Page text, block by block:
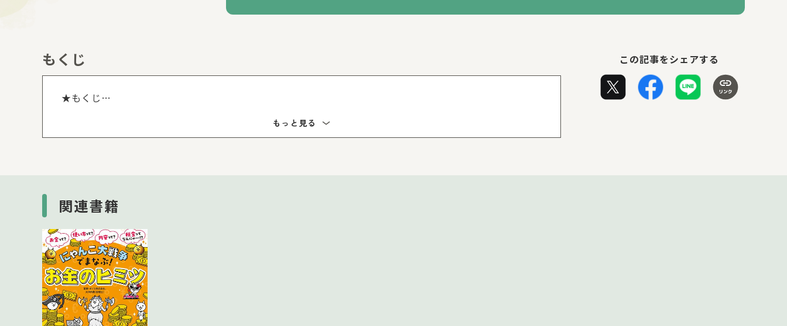
もくじ
★もくじ
・おかねのけいさん２（買ってみよう）
・おかねのけいさん４（合わせるといくら？）
・おつり１（残りはいくら？）
・おつり２（足りないお金はいくら？）
・いろいろなくみあわせ
・ぶんしょうもんだい
・おかいものをしよう
もくじを
もっと見る
この記事をシェアする
関連書籍